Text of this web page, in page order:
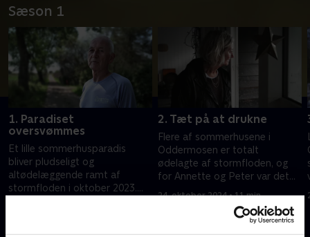
Sæson 1
1. Paradiset
oversvømmes
Et lille sommerhusparadis
bliver pludseligt og
altødelæggende ramt af
stormfloden i oktober 2023.
2. Tæt på at drukne
Flere af sommerhusene i
Oddermosen er totalt
ødelagte af stormfloden, og
for Annette og Peter var det
24. oktober 2024 • 11 min